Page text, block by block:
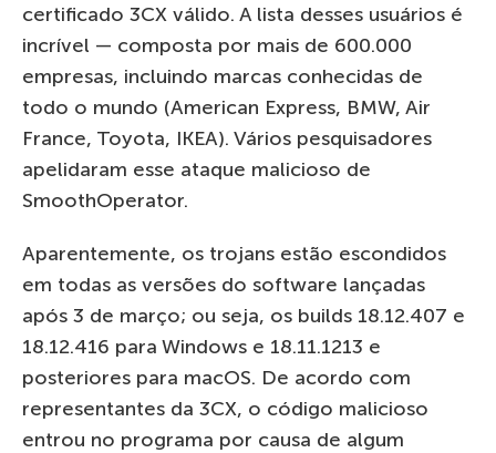
certificado 3CX válido. A lista desses usuários é
incrível — composta por mais de 600.000
empresas, incluindo marcas conhecidas de
todo o mundo (American Express, BMW, Air
France, Toyota, IKEA). Vários pesquisadores
apelidaram esse ataque malicioso de
SmoothOperator.
Aparentemente, os trojans estão escondidos
em todas as versões do software lançadas
após 3 de março; ou seja, os builds 18.12.407 e
18.12.416 para Windows e 18.11.1213 e
posteriores para macOS. De acordo com
representantes da 3CX, o código malicioso
entrou no programa por causa de algum